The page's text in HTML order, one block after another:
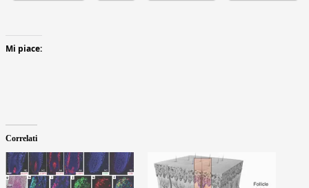
Mi piace:
Correlati